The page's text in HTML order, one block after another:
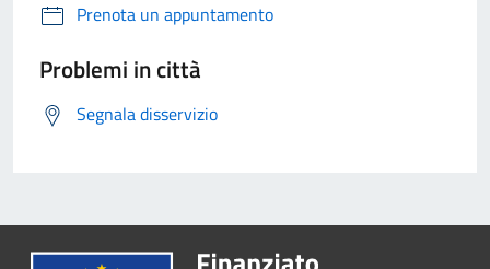
Prenota un appuntamento
Problemi in città
Segnala disservizio